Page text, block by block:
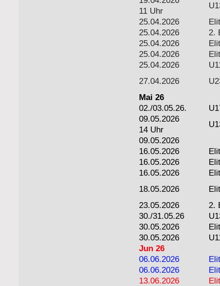
11 Uhr
25.04.2026
25.04.2026
2.
25.04.2026
25.04.2026
25.04.2026
27.04.2026
Mai 26
02./03.05.26.
09.05.2026
14 Uhr
09.05.2026
16.05.2026
16.05.2026
16.05.2026
18.05.2026
23.05.2026
2.
30./31.05.26
30.05.2026
30.05.2026
Jun 26
06.06.2026
06.06.2026
13.06.2026